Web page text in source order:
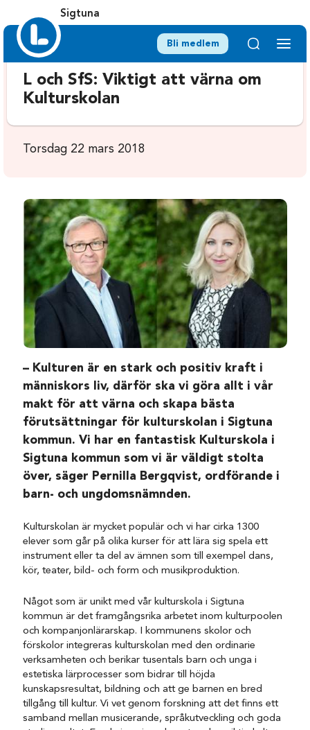
Sigtuna
Bli medlem
L och SfS: Viktigt att värna om
Kulturskolan
Torsdag 22 mars 2018
– Kulturen är en stark och positiv kraft i
människors liv, därför ska vi göra allt i vår
makt för att värna och skapa bästa
förutsättningar för kulturskolan i Sigtuna
kommun. Vi har en fantastisk Kulturskola i
Sigtuna kommun som vi är väldigt stolta
över, säger Pernilla Bergqvist, ordförande i
barn- och ungdomsnämnden.
Kulturskolan är mycket populär och vi har cirka 1300
elever som går på olika kurser för att lära sig spela ett
instrument eller ta del av ämnen som till exempel dans,
kör, teater, bild- och form och musikproduktion.
Något som är unikt med vår kulturskola i Sigtuna
kommun är det framgångsrika arbetet inom kulturpoolen
och kompanjonlärarskap. I kommunens skolor och
förskolor integreras kulturskolan med den ordinarie
verksamheten och berikar tusentals barn och unga i
estetiska lärprocesser som bidrar till höjda
kunskapsresultat, bildning och att ge barnen en bred
tillgång till kultur. Vi vet genom forskning att det finns ett
samband mellan musicerande, språkutveckling och goda